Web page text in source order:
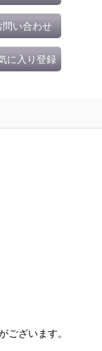
問い合わせ
に入り登録
ございます。